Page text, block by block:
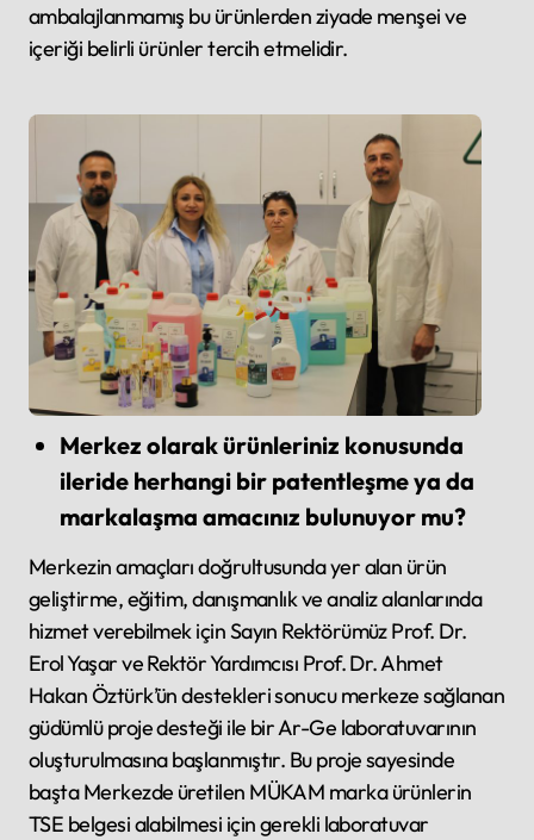
ambalajlanmamış bu ürünlerden ziyade menşei ve
içeriği belirli ürünler tercih etmelidir.
Merkez olarak ürünleriniz konusunda
ileride herhangi bir patentleşme ya da
markalaşma amacınız bulunuyor mu?
Merkezin amaçları doğrultusunda yer alan ürün
geliştirme, eğitim, danışmanlık ve analiz alanlarında
hizmet verebilmek için Sayın Rektörümüz Prof. Dr.
Erol Yaşar ve Rektör Yardımcısı Prof. Dr. Ahmet
Hakan Öztürk’ün destekleri sonucu merkeze sağlanan
güdümlü proje desteği ile bir Ar-Ge laboratuvarının
oluşturulmasına başlanmıştır. Bu proje sayesinde
başta Merkezde üretilen MÜKAM marka ürünlerin
TSE belgesi alabilmesi için gerekli laboratuvar